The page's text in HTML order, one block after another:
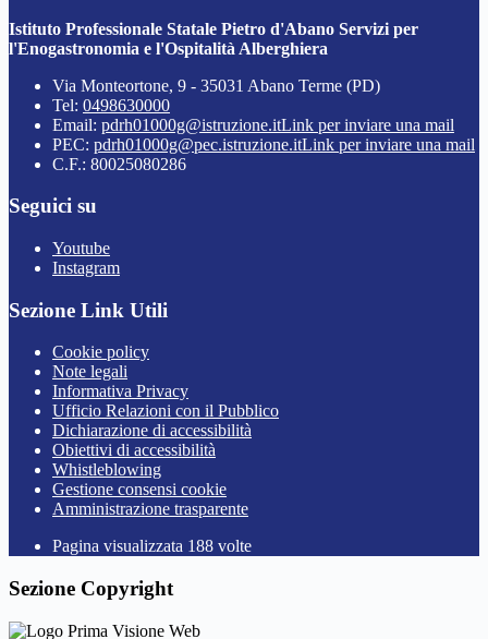
Istituto Professionale Statale Pietro d'Abano Servizi per
l'Enogastronomia e l'Ospitalità Alberghiera
Via Monteortone, 9 - 35031 Abano Terme (PD)
Tel: 0498630000
Email: pdrh01000g@istruzione.itLink per inviare una mail
PEC: pdrh01000g@pec.istruzione.itLink per inviare una mail
C.F.: 80025080286
Seguici su
Youtube
Instagram
Sezione Link Utili
Cookie policy
Note legali
Informativa Privacy
Ufficio Relazioni con il Pubblico
Dichiarazione di accessibilità
Obiettivi di accessibilità
Whistleblowing
Gestione consensi cookie
Amministrazione trasparente
Pagina visualizzata 188 volte
Sezione Copyright